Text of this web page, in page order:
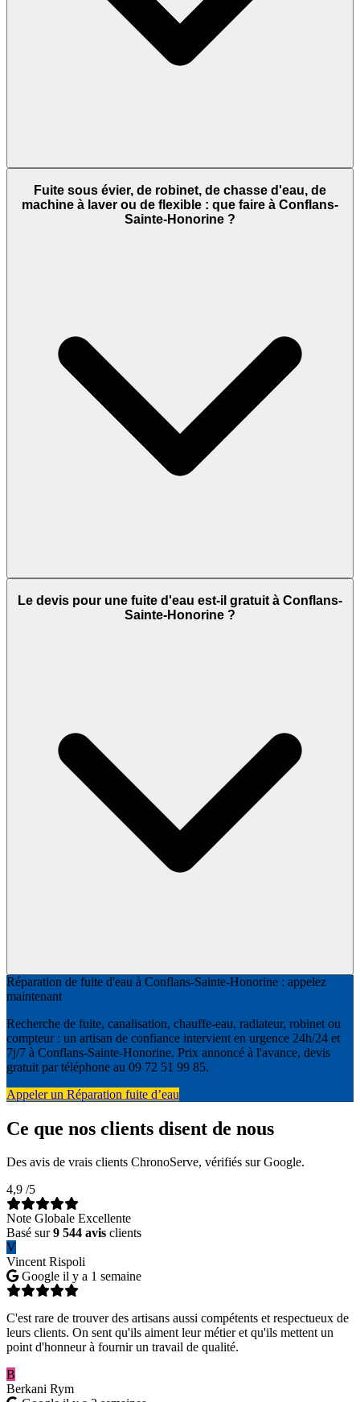
Fuite sous évier, de robinet, de chasse d'eau, de
machine à laver ou de flexible : que faire à Conflans-
Sainte-Honorine ?
Le devis pour une fuite d'eau est-il gratuit à Conflans-
Sainte-Honorine ?
Réparation de fuite d'eau à Conflans-Sainte-Honorine : appelez
maintenant
Recherche de fuite, canalisation, chauffe-eau, radiateur, robinet ou
compteur : un artisan de confiance intervient en urgence 24h/24 et
7j/7 à Conflans-Sainte-Honorine. Prix annoncé à l'avance, devis
gratuit par téléphone au 09 72 51 99 85.
Appeler un Réparation fuite d’eau
Ce que nos clients disent de nous
Des avis de vrais clients ChronoServe, vérifiés sur Google.
4,9 /5
Note Globale Excellente
Basé sur9 544 avis clients
V
Vincent Rispoli
Google il y a 1 semaine
C'est rare de trouver des artisans aussi compétents et respectueux de
leurs clients. On sent qu'ils aiment leur métier et qu'ils mettent un
point d'honneur à fournir un travail de qualité.
B
Berkani Rym